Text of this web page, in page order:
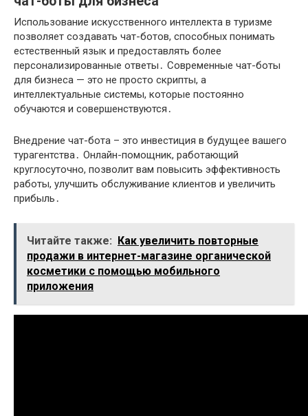
Использование искусственного интеллекта в туризме
позволяет создавать чат-ботов, способных понимать
естественный язык и предоставлять более
персонализированные ответы․ Современные чат-боты
для бизнеса — это не просто скрипты, а
интеллектуальные системы, которые постоянно
обучаются и совершенствуются․
Внедрение чат-бота – это инвестиция в будущее вашего
турагентства․ Онлайн-помощник, работающий
круглосуточно, позволит вам повысить эффективность
работы, улучшить обслуживание клиентов и увеличить
прибыль․
Читайте также: Как увеличить повторные
продажи в интернет-магазине органической
косметики с помощью мобильного
приложения